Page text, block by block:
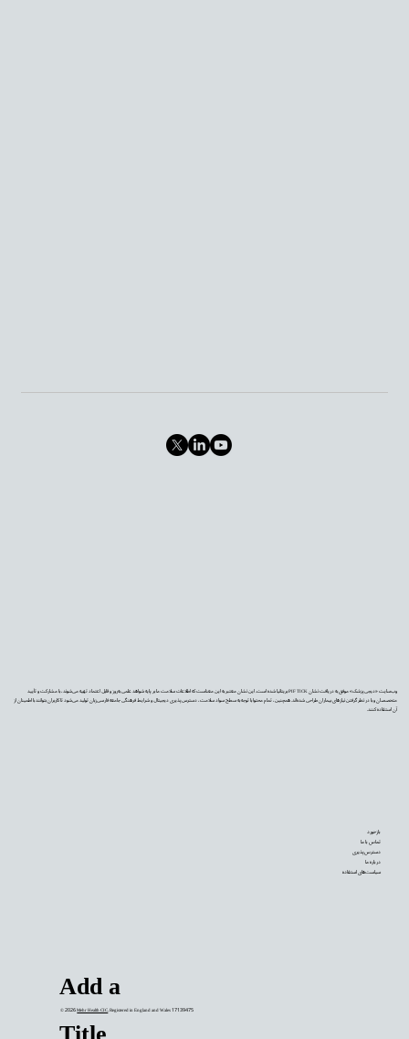
Add a
© 2026Mehr Health CIC. Registered in England and Wales 17139475
وب‌سایت «دیجی‌پزشک» موفق به دریافت نشان PIF TICK بریتانیا شده است. این نشان معتبر به این معناست که اطلاعات سلامت ما بر پایه شواهد علمی به‌روز و قابل اعتماد تهیه می‌شوند، با مشارکت و تأیید
متخصصان و با در نظر گرفتن نیازهای بیماران طراحی شده‌اند. همچنین، تمام محتوا با توجه به سطح سواد سلامت، دسترس‌پذیری دیجیتال و شرایط فرهنگی جامعه فارسی‌زبان تولید می‌شود تا کاربران بتوانند با اطمینان از
آن استفاده کنند.
بازخورد
تماس با ما
دسترس‌پذیری
درباره ما
سیاست‌های استفاده